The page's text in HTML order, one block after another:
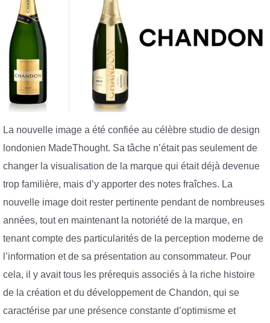
La nouvelle image a été confiée au célèbre studio de design
londonien MadeThought. Sa tâche n’était pas seulement de
changer la visualisation de la marque qui était déjà devenue
trop familière, mais d’y apporter des notes fraîches. La
nouvelle image doit rester pertinente pendant de nombreuses
années, tout en maintenant la notoriété de la marque, en
tenant compte des particularités de la perception moderne de
l’information et de sa présentation au consommateur. Pour
cela, il y avait tous les prérequis associés à la riche histoire
de la création et du développement de Chandon, qui se
caractérise par une présence constante d’optimisme et